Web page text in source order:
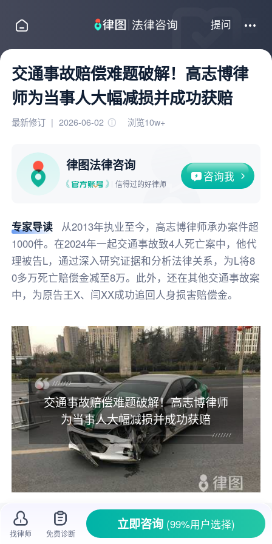
提问
交通事故赔偿难题破解！高志博律
师为当事人大幅减损并成功获赔
最新修订 | 2026-06-02 浏览10w+
律图法律咨询
信得过的好律师
咨询我
专家导读
从2013年执业至今，高志博律师承办案件超
1000件。在2024年一起交通事故致4人死亡案中，他代
理被告L，通过深入研究证据和分析法律关系，为L将8
0多万死亡赔偿金减至8万。此外，还在其他交通事故案
中，为原告王X、闫XX成功追回人身损害赔偿金。
交通事故赔偿难题破解！高志博律师
为当事人大幅减损并成功获赔
高志博律师是黑龙江铁兵律师事务所的合伙
人， 刑事辩护团队与婚姻家庭团队的主任，同时
找律师 免费诊断
立即咨询 (99%用户选择)